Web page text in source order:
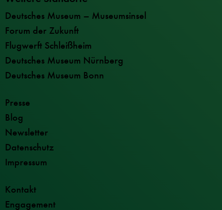
Deutsches Museum – Museumsinsel
Forum der Zukunft
Flugwerft Schleißheim
Deutsches Museum Nürnberg
Deutsches Museum Bonn
Presse
Blog
Newsletter
Datenschutz
Impressum
Kontakt
Engagement